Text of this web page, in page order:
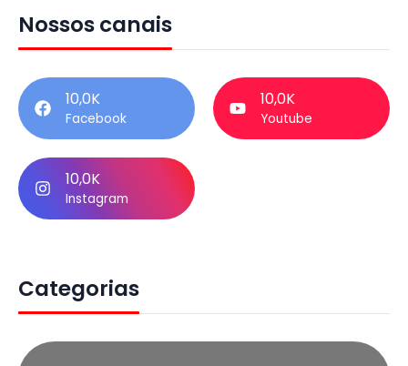
Nossos canais
10,0K
Facebook
10,0K
Youtube
10,0K
Instagram
Categorias